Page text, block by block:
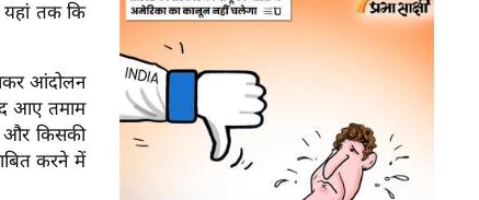
यहां तक कि
आंदोलन
आए तमाम
और किसकी
करने में